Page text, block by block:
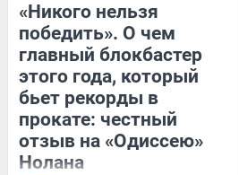
«Никого нельзя
победить». О чем
главный блокбастер
этого года, который
бьет рекорды в
прокате: честный
отзыв на «Одиссею»
Нолана